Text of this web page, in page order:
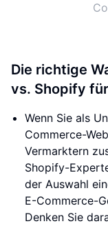
Die richtige
vs. Shopify
Wenn Sie als
Commerce-
Vermarktern
Shopify-
der Auswahl
E-Commerce-
Denken Sie